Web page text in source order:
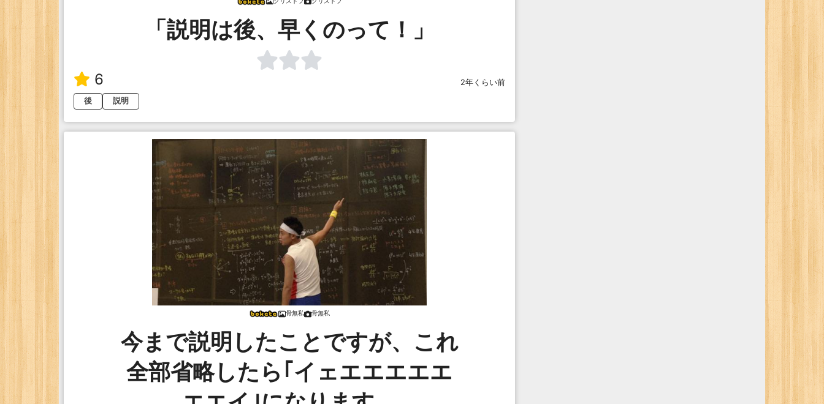
「説明は後、早くのって！」
6
2年くらい前
後
説明
骨無私 骨無私
今まで説明したことですが、これ
全部省略したら｢イェエエエエエ